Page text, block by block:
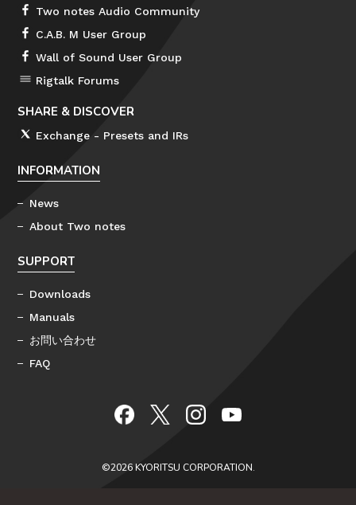
Two notes Audio Community
C.A.B. M User Group
Wall of Sound User Group
Rigtalk Forums
SHARE & DISCOVER
Exchange - Presets and IRs
INFORMATION
News
About Two notes
SUPPORT
Downloads
Manuals
お問い合わせ
FAQ
©2026 KYORITSU CORPORATION.